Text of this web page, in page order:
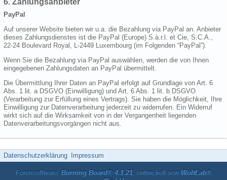
PayPal
Auf unserer Website bieten wir u.a. die Bezahlung via PayPal an. Anbieter
dieses Zahlungsdienstes ist die PayPal (Europe) S.à.r.l. et Cie, S.C.A.,
22-24 Boulevard Royal, L-2449 Luxembourg (im Folgenden “PayPal”).
Wenn Sie die Bezahlung via PayPal auswählen, werden die von Ihnen
eingegebenen Zahlungsdaten an PayPal übermittelt.
Die Übermittlung Ihrer Daten an PayPal erfolgt auf Grundlage von Art. 6
Abs. 1 lit. a DSGVO (Einwilligung) und Art. 6 Abs. 1 lit. b DSGVO
(Verarbeitung zur Erfüllung eines Vertrags). Sie haben die Möglichkeit, Ihre
Einwilligung zur Datenverarbeitung jederzeit zu widerrufen. Ein Widerruf
wirkt sich auf die Wirksamkeit von in der Vergangenheit liegenden
Datenverarbeitungsvorgängen nicht aus.
Datenschutzerklärung Impressum
Forensoftware: Burning Board® 4.1.21, entwickelt von WoltLab®